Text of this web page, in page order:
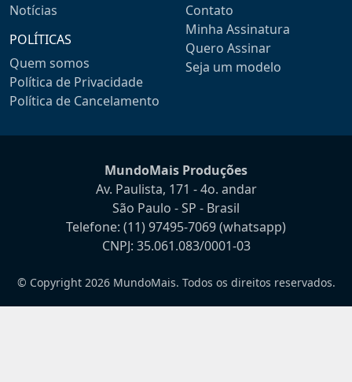
Notícias
POLÍTICAS
Quem somos
Política de Privacidade
Política de Cancelamento
Contato
Minha Assinatura
Quero Assinar
Seja um modelo
MundoMais Produções
Av. Paulista, 171 - 4o. andar
São Paulo - SP - Brasil
Telefone: (11) 97495-7069(whatsapp)
CNPJ: 35.061.083/0001-03
© Copyright 2026 MundoMais. Todos os direitos reservados.